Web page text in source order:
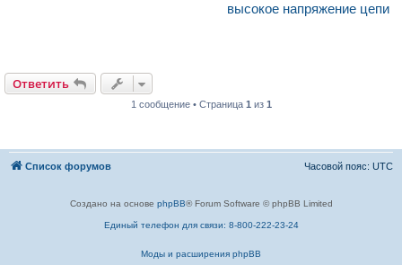
высокое напряжение цепи
Ответить
1 сообщение • Страница 1из 1
Список форумов Часовой пояс: UTC
Создано на основе phpBB® Forum Software © phpBB Limited
Единый телефон для связи: 8-800-222-23-24
Моды и расширения phpBB